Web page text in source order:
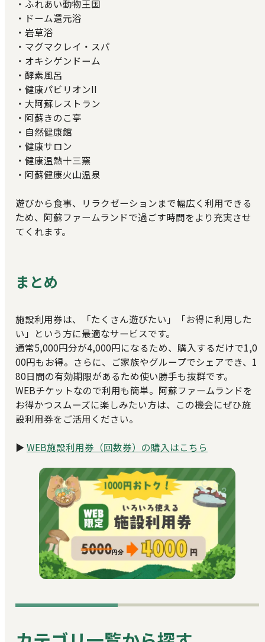
・ふれあい動物王国
・ドーム還元浴
・岩草浴
・マグマクレイ・スパ
・オキシゲンドーム
・酵素風呂
・健康パビリオンII
・大阿蘇レストラン
・阿蘇きのこ亭
・自然健康館
・健康サロン
・健康温熱十三窯
・阿蘇健康火山温泉
遊びから食事、リラクゼーションまで幅広く利用できる
ため、阿蘇ファームランドで過ごす時間をより充実させ
てくれます。
まとめ
施設利用券は、「たくさん遊びたい」「お得に利用した
い」という方に最適なサービスです。
通常5,000円分が4,000円になるため、購入するだけで1,0
00円もお得。さらに、ご家族やグループでシェアでき、1
80日間の有効期限があるため使い勝手も抜群です。
WEBチケットなので利用も簡単。阿蘇ファームランドを
お得かつスムーズに楽しみたい方は、この機会にぜひ施
設利用券をご活用ください。
▶WEB施設利用券（回数券）の購入はこちら